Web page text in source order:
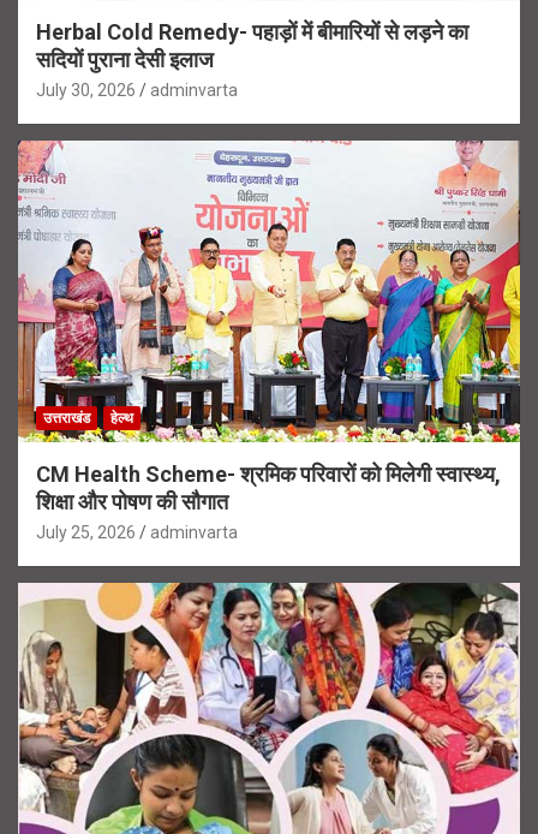
Herbal Cold Remedy- पहाड़ों में बीमारियों से लड़ने का
सदियों पुराना देसी इलाज
July 30, 2026 adminvarta
उत्तराखंड हेल्थ
CM Health Scheme- श्रमिक परिवारों को मिलेगी स्वास्थ्य,
शिक्षा और पोषण की सौगात
July 25, 2026 adminvarta